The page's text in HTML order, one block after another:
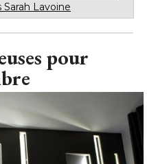
Lavoine
pour